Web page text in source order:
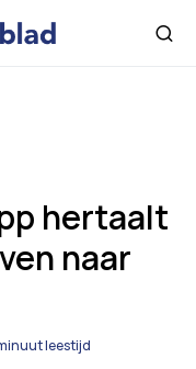
hertaalt
naar
leestijd